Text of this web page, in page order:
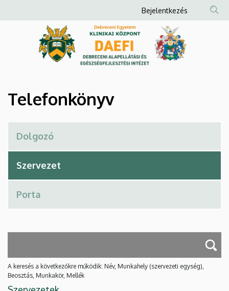
Debreceni
és
Egészségfejlesztési
Intézet
a
Anonim
Felhasználói
fiók
menüje
Bejelentkezés
Telefonkönyv
A keresés a következőkre működik: Név, Munkahely (szervezeti egység),
Beosztás, Munkakör, Mellék